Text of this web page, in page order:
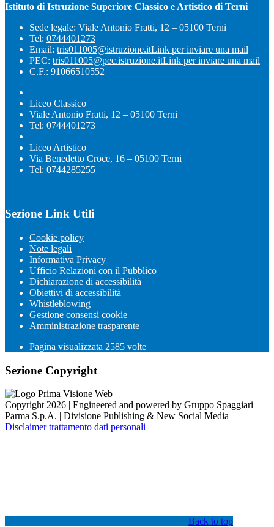
Istituto di Istruzione Superiore Classico e Artistico di Terni
Sede legale: Viale Antonio Fratti, 12 – 05100 Terni
Tel: 0744401273
Email: tris011005@istruzione.itLink per inviare una mail
PEC: tris011005@pec.istruzione.itLink per inviare una mail
C.F.: 91066510552
Liceo Classico
Viale Antonio Fratti, 12 – 05100 Terni
Tel: 0744401273
Liceo Artistico
Via Benedetto Croce, 16 – 05100 Terni
Tel: 0744285255
Sezione Link Utili
Cookie policy
Note legali
Informativa Privacy
Ufficio Relazioni con il Pubblico
Dichiarazione di accessibilità
Obiettivi di accessibilità
Whistleblowing
Gestione consensi cookie
Amministrazione trasparente
Pagina visualizzata 2585 volte
Sezione Copyright
Copyright 2026 | Engineered and powered by Gruppo Spaggiari
Parma S.p.A. | Divisione Publishing & New Social Media
Disclaimer trattamento dati personali
Back to top